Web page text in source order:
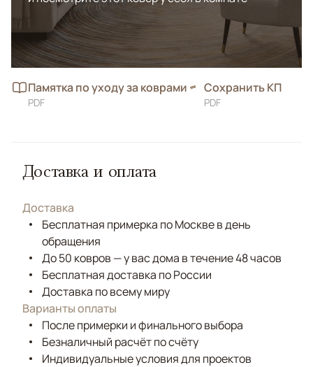
Памятка по уходу за коврами
PDF
Сохранить КП
PDF
Доставка и оплата
Доставка
Бесплатная примерка по Москве в день
обращения
До 50 ковров — у вас дома в течение 48 часов
Бесплатная доставка по России
Доставка по всему миру
Варианты оплаты
После примерки и финального выбора
Безналичный расчёт по счёту
Индивидуальные условия для проектов